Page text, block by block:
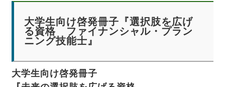
大学生向け啓発冊子『選択肢を広げ
る資格 ファイナンシャル・プラン
ニング技能士』
大学生向け啓発冊子